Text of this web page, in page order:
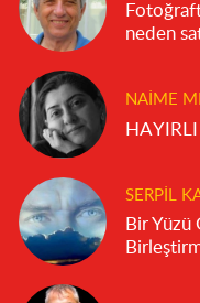
neden
NAIME
SERPIL
Bir Yüzü